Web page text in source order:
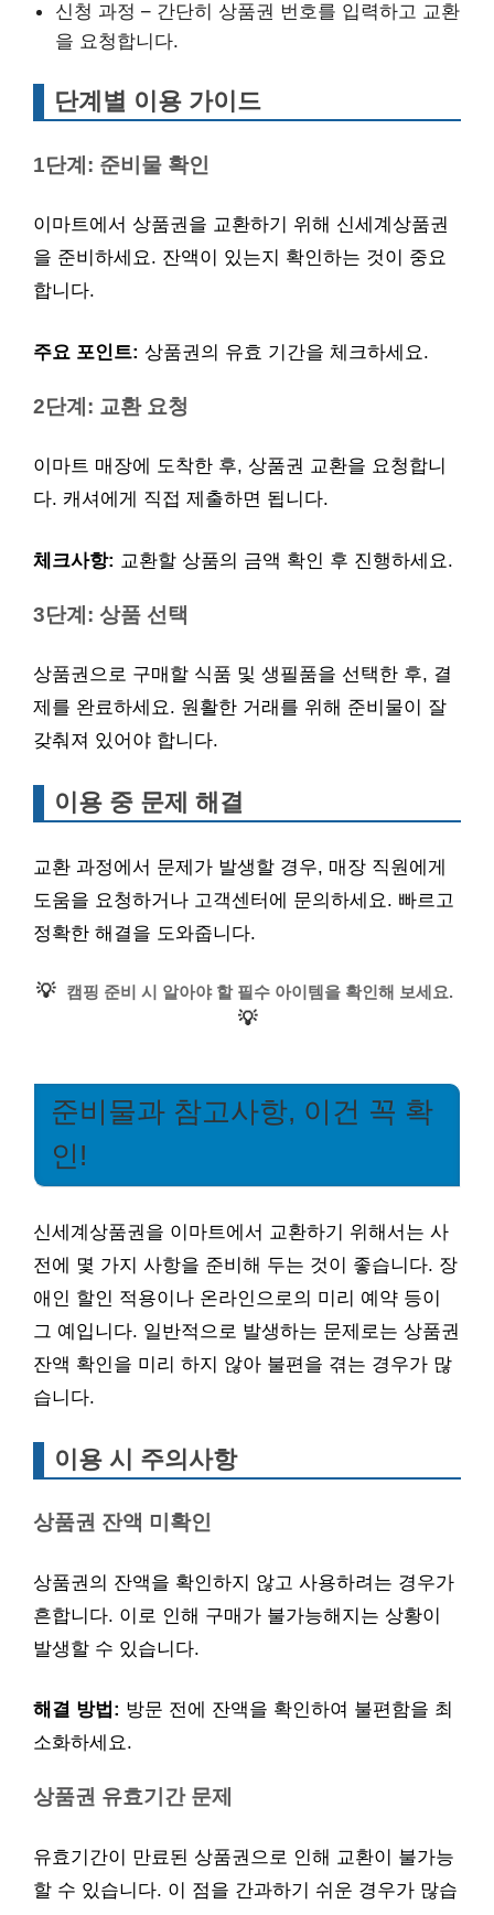
신청 과정 – 간단히 상품권 번호를 입력하고 교환
을 요청합니다.
단계별 이용 가이드
1단계: 준비물 확인
이마트에서 상품권을 교환하기 위해 신세계상품권
을 준비하세요. 잔액이 있는지 확인하는 것이 중요
합니다.
주요 포인트: 상품권의 유효 기간을 체크하세요.
2단계: 교환 요청
이마트 매장에 도착한 후, 상품권 교환을 요청합니
다. 캐셔에게 직접 제출하면 됩니다.
체크사항: 교환할 상품의 금액 확인 후 진행하세요.
3단계: 상품 선택
상품권으로 구매할 식품 및 생필품을 선택한 후, 결
제를 완료하세요. 원활한 거래를 위해 준비물이 잘
갖춰져 있어야 합니다.
이용 중 문제 해결
교환 과정에서 문제가 발생할 경우, 매장 직원에게
도움을 요청하거나 고객센터에 문의하세요. 빠르고
정확한 해결을 도와줍니다.
💡 캠핑 준비 시 알아야 할 필수 아이템을 확인해 보세요.
💡
준비물과 참고사항, 이건 꼭 확
인!
신세계상품권을 이마트에서 교환하기 위해서는 사
전에 몇 가지 사항을 준비해 두는 것이 좋습니다. 장
애인 할인 적용이나 온라인으로의 미리 예약 등이
그 예입니다. 일반적으로 발생하는 문제로는 상품권
잔액 확인을 미리 하지 않아 불편을 겪는 경우가 많
습니다.
이용 시 주의사항
상품권 잔액 미확인
상품권의 잔액을 확인하지 않고 사용하려는 경우가
흔합니다. 이로 인해 구매가 불가능해지는 상황이
발생할 수 있습니다.
해결 방법: 방문 전에 잔액을 확인하여 불편함을 최
소화하세요.
상품권 유효기간 문제
유효기간이 만료된 상품권으로 인해 교환이 불가능
할 수 있습니다. 이 점을 간과하기 쉬운 경우가 많습